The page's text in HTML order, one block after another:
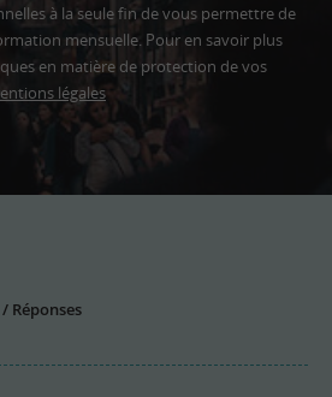
à la seule fin de vous permettre de
mensuelle. Pour en savoir plus
en matière de protection de vos
légales
Réponses